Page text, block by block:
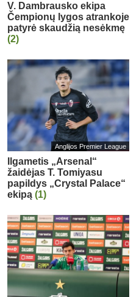
V. Dambrausko ekipa
Čempionų lygos atrankoje
patyrė skaudžią nesėkmę
(2)
Anglijos Premier League
Ilgametis „Arsenal“
žaidėjas T. Tomiyasu
papildys „Crystal Palace“
ekipą (1)